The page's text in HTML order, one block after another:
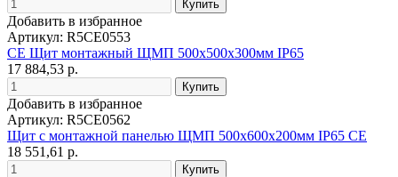
Добавить в избранное
Артикул: R5CE0553
CE Щит монтажный ЩМП 500х500х300мм IP65
17 884,53 р.
Добавить в избранное
Артикул: R5CE0562
Щит с монтажной панелью ЩМП 500х600х200мм IP65 CE
18 551,61 р.